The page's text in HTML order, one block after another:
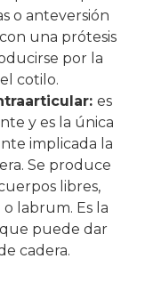
o anteversión
una prótesis
por la
cotilo.
es
y es la única
implicada la
Se produce
libres,
labrum. Es la
puede dar
cadera.